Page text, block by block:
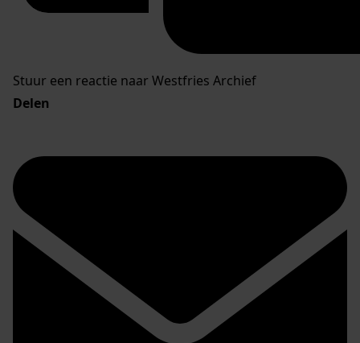
Stuur een reactie naar Westfries Archief
Delen